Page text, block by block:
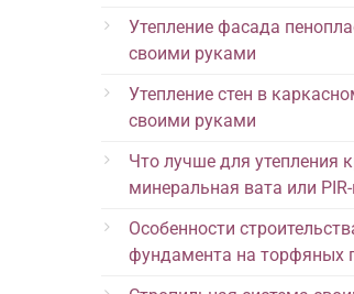
Утепление фасада
своими руками
Утепление стен в
своими руками
Что лучше для утепления
минеральная вата или
Особенности
фундамента на торфяных